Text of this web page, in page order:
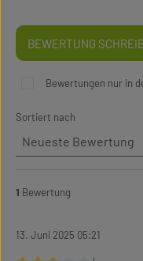
BEWERTUNG
Bewertungen nur in
Sortiert nach
1 Bewertung
13. Juni 2025 05:21